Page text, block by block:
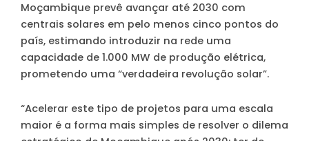
Moçambique prevê avançar até 2030 com
centrais solares em pelo menos cinco pontos do
país, estimando introduzir na rede uma
capacidade de 1.000 MW de produção elétrica,
prometendo uma “verdadeira revolução solar”.
“Acelerar este tipo de projetos para uma escala
maior é a forma mais simples de resolver o dilema